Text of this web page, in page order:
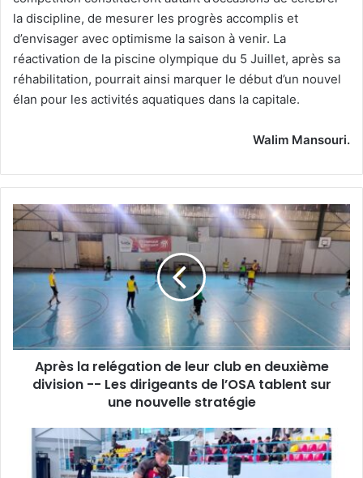
la discipline, de mesurer les progrès accomplis et
d’envisager avec optimisme la saison à venir. La
réactivation de la piscine olympique du 5 Juillet, après sa
réhabilitation, pourrait ainsi marquer le début d’un nouvel
élan pour les activités aquatiques dans la capitale.
Walim Mansouri.
Après
la
relégation
de
leur
deuxième
division
l’OSA
tablent
Après la relégation de leur club en deuxième
division -- Les dirigeants de l’OSA tablent sur
une nouvelle stratégie
Stage
championnat